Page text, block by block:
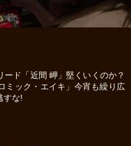
ド「近間 岬」堅くいくのか？
ミック・エイキ」今宵も繰り広
すな!